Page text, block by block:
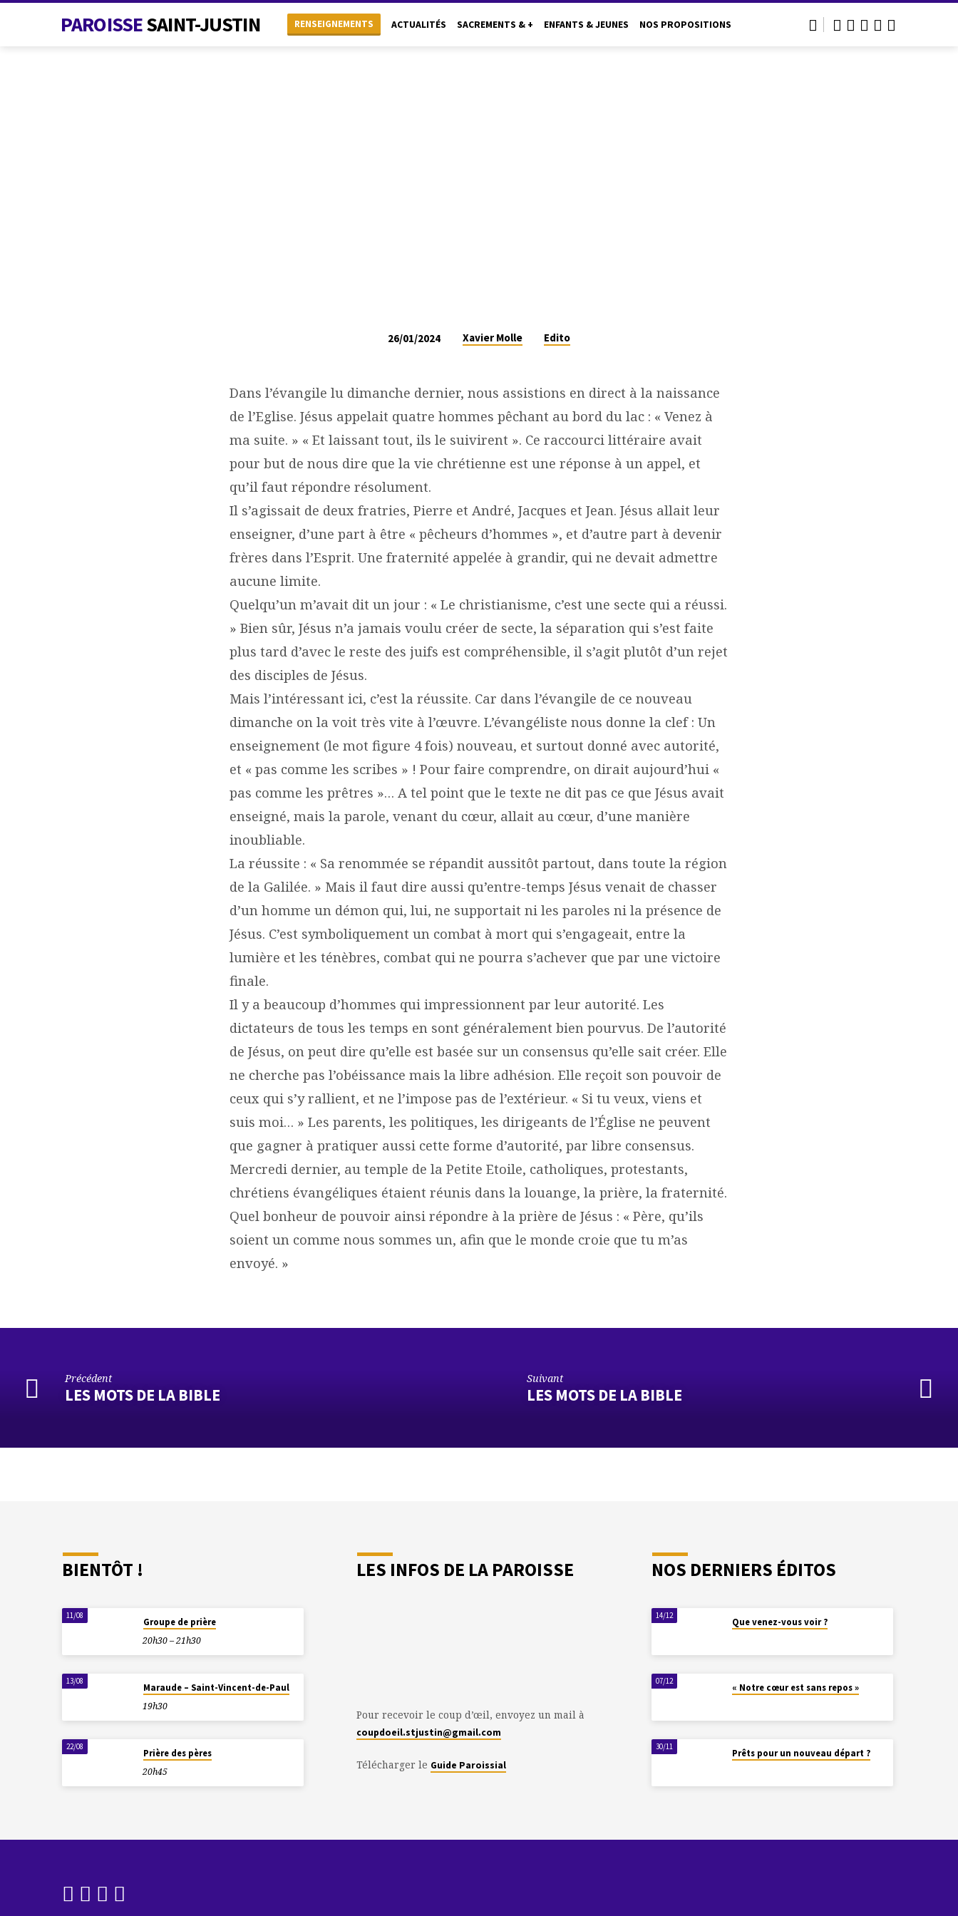
PAROISSESAINT-JUSTIN RENSEIGNEMENTS ACTUALITÉS SACREMENTS & + ENFANTS & JEUNES NOS PROPOSITIONS
ENSEIGNAIT
AUTORITÉ.
26/01/2024 Xavier Molle Edito
Dans l’évangile lu dimanche dernier, nous assistions en direct à la naissance
de l’Eglise. Jésus appelait quatre hommes pêchant au bord du lac : « Venez à
ma suite. » « Et laissant tout, ils le suivirent ». Ce raccourci littéraire avait
pour but de nous dire que la vie chrétienne est une réponse à un appel, et
qu’il faut répondre résolument.
Il s’agissait de deux fratries, Pierre et André, Jacques et Jean. Jésus allait leur
enseigner, d’une part à être « pêcheurs d’hommes », et d’autre part à devenir
frères dans l’Esprit. Une fraternité appelée à grandir, qui ne devait admettre
aucune limite.
Quelqu’un m’avait dit un jour : « Le christianisme, c’est une secte qui a réussi.
» Bien sûr, Jésus n’a jamais voulu créer de secte, la séparation qui s’est faite
plus tard d’avec le reste des juifs est compréhensible, il s’agit plutôt d’un rejet
des disciples de Jésus.
Mais l’intéressant ici, c’est la réussite. Car dans l’évangile de ce nouveau
dimanche on la voit très vite à l’œuvre. L’évangéliste nous donne la clef : Un
enseignement (le mot figure 4 fois) nouveau, et surtout donné avec autorité,
et « pas comme les scribes » ! Pour faire comprendre, on dirait aujourd’hui «
pas comme les prêtres »… A tel point que le texte ne dit pas ce que Jésus avait
enseigné, mais la parole, venant du cœur, allait au cœur, d’une manière
inoubliable.
La réussite : « Sa renommée se répandit aussitôt partout, dans toute la région
de la Galilée. » Mais il faut dire aussi qu’entre-temps Jésus venait de chasser
d’un homme un démon qui, lui, ne supportait ni les paroles ni la présence de
Jésus. C’est symboliquement un combat à mort qui s’engageait, entre la
lumière et les ténèbres, combat qui ne pourra s’achever que par une victoire
finale.
Il y a beaucoup d’hommes qui impressionnent par leur autorité. Les
dictateurs de tous les temps en sont généralement bien pourvus. De l’autorité
de Jésus, on peut dire qu’elle est basée sur un consensus qu’elle sait créer. Elle
ne cherche pas l’obéissance mais la libre adhésion. Elle reçoit son pouvoir de
ceux qui s’y rallient, et ne l’impose pas de l’extérieur. « Si tu veux, viens et
suis moi… » Les parents, les politiques, les dirigeants de l’Église ne peuvent
que gagner à pratiquer aussi cette forme d’autorité, par libre consensus.
Mercredi dernier, au temple de la Petite Etoile, catholiques, protestants,
chrétiens évangéliques étaient réunis dans la louange, la prière, la fraternité.
Quel bonheur de pouvoir ainsi répondre à la prière de Jésus : « Père, qu’ils
soient un comme nous sommes un, afin que le monde croie que tu m’as
envoyé. »
Précédent
LES MOTS DE LA BIBLE
Suivant
LES MOTS DE LA BIBLE
BIENTÔT !
11/08
Groupe de prière
20h30 – 21h30
13/08
Maraude – Saint-Vincent-de-Paul
19h30
22/08
Prière des pères
20h45
LES INFOS DE LA PAROISSE
Pour recevoir le coup d’œil, envoyez un mail à
coupdoeil.stjustin@gmail.com
Télécharger le Guide Paroissial
NOS DERNIERS ÉDITOS
14/12
Que venez-vous voir ?
07/12
« Notre cœur est sans repos »
30/11
Prêts pour un nouveau départ ?